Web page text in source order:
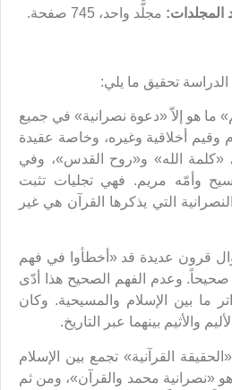
المجلدات: مجلَّد واحد، 745 صفحة.
تحقيق ما يلي:
ما هو إلاّ «دعوة نصرانية» في جميع
وقيم أخلاقية وغيره، وخاصة عقيدة
«كلمة الله» و«روح القدس»، وفي
وأمّه مريم. فهي تجليات تثبت
التي يذكرها القرآن هي غير
قرون عديدة قد «أخطأوا في فهم
صحيحاً. وعدم الفهم الصحيح هذا أدّى
ما بين الإسلام والمسيحية. وكان
والأثيم بينهما عبر التاريخ.
القرآنية» تجمع بين الإسلام
«نصرانية محمد والقرآن»، ومن ثم